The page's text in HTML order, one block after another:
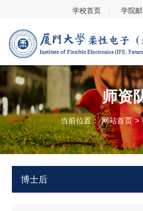
学校首页 学院
师资
当前位置：网站首页>
博士后